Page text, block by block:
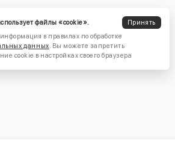
файлы «cookie».
Принять
в правилах по обработке
данных. Вы можете запретить
cookie в настройках своего браузера